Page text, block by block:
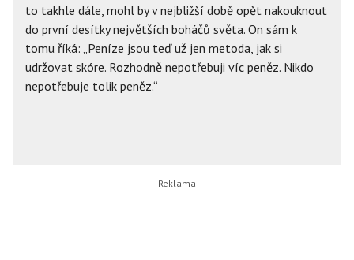
to takhle dále, mohl by v nejbližší době opět nakouknout
do první desítky největších boháčů světa. On sám k
tomu říká: „Peníze jsou teď už jen metoda, jak si
udržovat skóre. Rozhodně nepotřebuji víc peněz. Nikdo
nepotřebuje tolik peněz.“